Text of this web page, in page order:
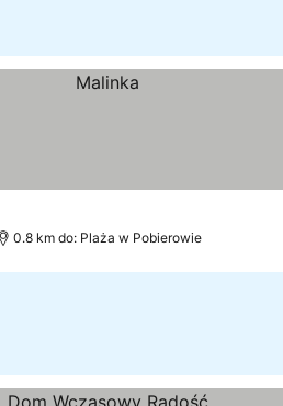
0.8 km do: Plaża w Pobierowie